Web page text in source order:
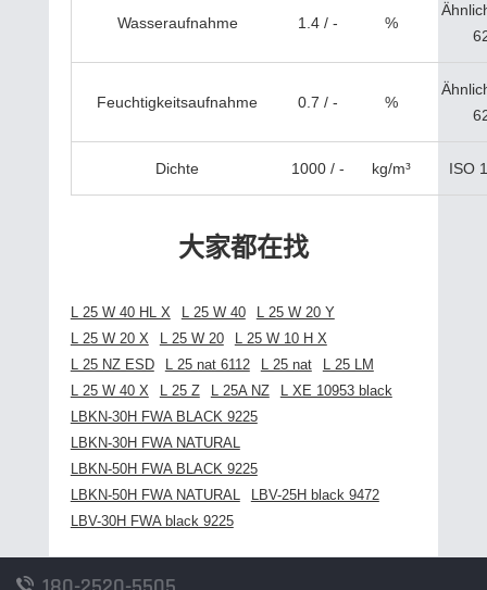
Wasseraufnahme 1.4 / - %
Feuchtigkeitsaufnahme 0.7 / - %
Dichte 1000 / - kg/m³ ISO
大家都在找
L 25 W 40 HL X L 25 W 40
L 25 W 20 Y
L 25 W 20 X
L 25 W 20
L 25 W 10 H X
L 25 NZ ESD
L 25 nat 6112 L 25 nat
L 25 LM
L 25 W 40 X
L 25 Z L 25A NZ
L XE 10953 black
LBKN-30H FWA BLACK 9225
LBKN-30H FWA NATURAL
LBKN-50H FWA BLACK 9225
LBKN-50H FWA NATURAL
LBV-25H black 9472
LBV-30H FWA black 9225